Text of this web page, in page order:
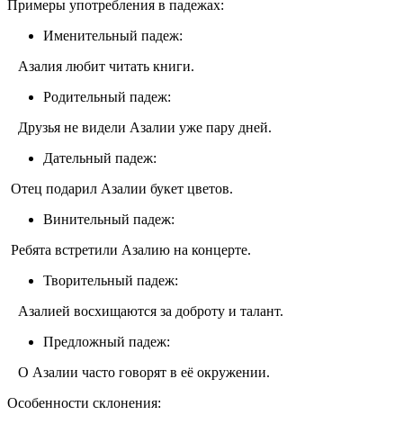
Примеры употребления в падежах:
Именительный падеж:
Азалия любит читать книги.
Родительный падеж:
Друзья не видели Азалии уже пару дней.
Дательный падеж:
Отец подарил Азалии букет цветов.
Винительный падеж:
Ребята встретили Азалию на концерте.
Творительный падеж:
Азалией восхищаются за доброту и талант.
Предложный падеж:
О Азалии часто говорят в её окружении.
Особенности склонения: